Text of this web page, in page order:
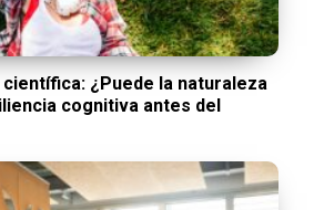
¿Puede la naturaleza
cognitiva antes del